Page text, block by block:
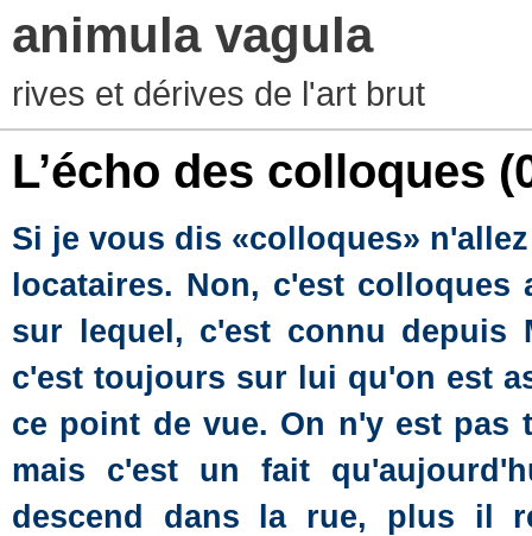
animula vagula
rives et dérives de l'art brut
L’écho des colloques
Si je vous dis «colloques»
locataires. Non, c'est
sur lequel, c'est connu depuis
c'est toujours sur lui qu'on est
ce point de vue. On n'y est pas
mais c'est un fait
descend dans la rue, plus il